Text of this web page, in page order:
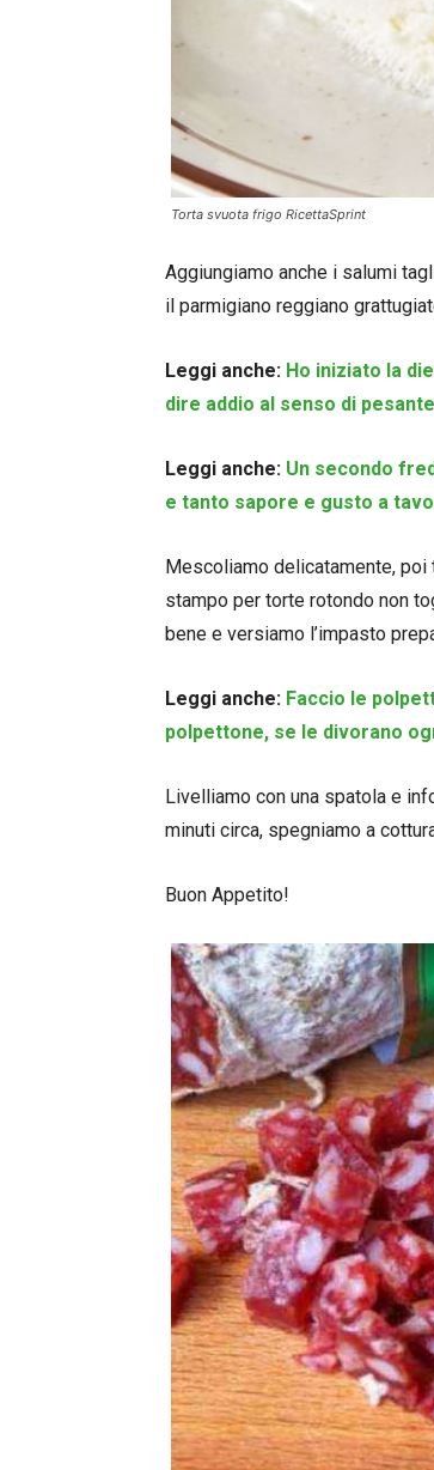
Torta svuota frigo RicettaSprint
Aggiungiamo anche i salumi
il parmigiano reggiano
Leggi anche: Ho iniziato la
dire addio al senso di
Leggi anche: Un secondo
e tanto sapore e gusto a
Mescoliamo delicatamente,
stampo per torte rotondo non
bene e versiamo l’impasto
Leggi anche: Faccio le
polpettone, se le divorano
Livelliamo con una spatola e
minuti circa, spegniamo a
Buon Appetito!